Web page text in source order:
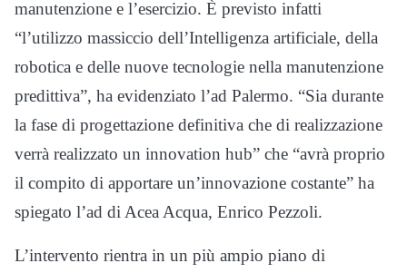
manutenzione e l’esercizio. È previsto infatti
“l’utilizzo massiccio dell’Intelligenza artificiale, della
robotica e delle nuove tecnologie nella manutenzione
predittiva”, ha evidenziato l’ad Palermo. “Sia durante
la fase di progettazione definitiva che di realizzazione
verrà realizzato un innovation hub” che “avrà proprio
il compito di apportare un’innovazione costante” ha
spiegato l’ad di Acea Acqua, Enrico Pezzoli.
L’intervento rientra in un più ampio piano di